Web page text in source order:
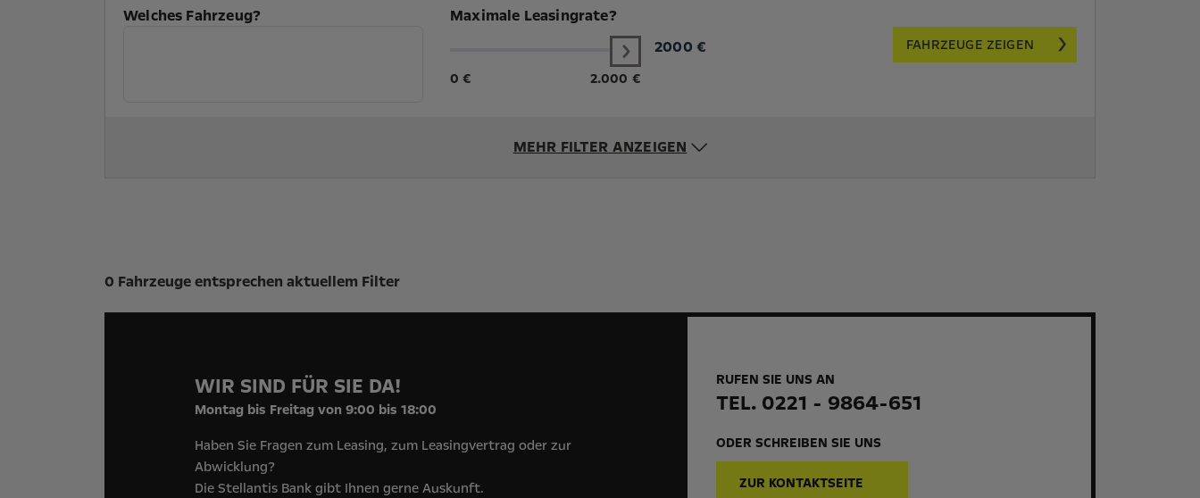
Welches Fahrzeug? Maximale Leasingrate?
0 € 2.000 €
2000 € FAHRZEUGE ZEIGEN
MEHR FILTER ANZEIGEN
Suchergebnisse
0 Fahrzeuge entsprechen aktuellem Filter
WIR SIND FÜR SIE DA!
Montag bis Freitag von 9:00 bis 18:00
Haben Sie Fragen zum Leasing, zum Leasingvertrag oder zur
Abwicklung?
Die Stellantis Bank gibt Ihnen gerne Auskunft.
RUFEN SIE UNS AN
TEL. 0221 - 9864-651
ODER SCHREIBEN SIE UNS
ZUR KONTAKTSEITE